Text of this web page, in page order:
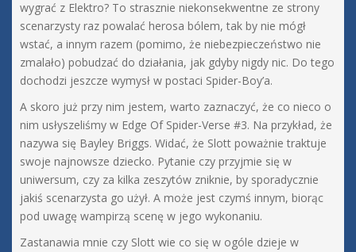
wygrać z Elektro? To strasznie niekonsekwentne ze strony
scenarzysty raz powalać herosa bólem, tak by nie mógł
wstać, a innym razem (pomimo, że niebezpieczeństwo nie
zmalało) pobudzać do działania, jak gdyby nigdy nic. Do tego
dochodzi jeszcze wymysł w postaci Spider-Boy’a.
A skoro już przy nim jestem, warto zaznaczyć, że co nieco o
nim usłyszeliśmy w Edge Of Spider-Verse #3. Na przykład, że
nazywa się Bayley Briggs. Widać, że Slott poważnie traktuje
swoje najnowsze dziecko. Pytanie czy przyjmie się w
uniwersum, czy za kilka zeszytów zniknie, by sporadycznie
jakiś scenarzysta go użył. A może jest czymś innym, biorąc
pod uwagę wampirzą scenę w jego wykonaniu.
Zastanawia mnie czy Slott wie co się w ogóle dzieje w